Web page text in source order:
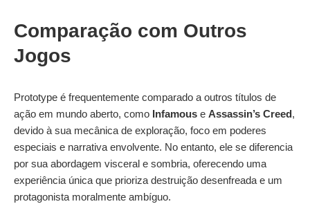
Comparação com Outros
Jogos
Prototype é frequentemente comparado a outros títulos de
ação em mundo aberto, como Infamous e Assassin’s Creed,
devido à sua mecânica de exploração, foco em poderes
especiais e narrativa envolvente. No entanto, ele se diferencia
por sua abordagem visceral e sombria, oferecendo uma
experiência única que prioriza destruição desenfreada e um
protagonista moralmente ambíguo.